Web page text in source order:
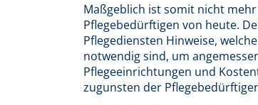
Maßgeblich ist somit nicht
Pflegebedürftigen von heute.
Pflegediensten Hinweise,
notwendig sind, um
Pflegeeinrichtungen und
zugunsten der